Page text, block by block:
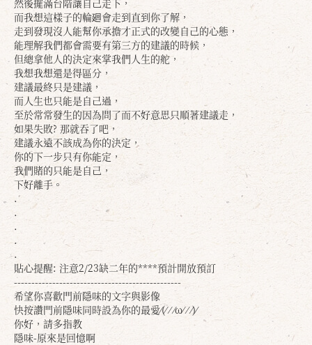
然後擺滿台階讓自己走下，
而我想這樣子的輪廻會走到直到你了解，
走到發現沒人能幫你承擔才正式的改變自己的心態，
能理解我們都會需要有第三方的建議的時候，
但總拿他人的決定來掌我們人生的舵，
我想我想還是得區分，
建議最終只是建議，
而人生也只能是自己過，
至於常常發生的因為問了而不好意思只順著建議走，
如果失敗? 那就吞了吧，
建議永遠不該成為你的決定，
你的下一步只有你能定，
我們賭的只能是自己，
下好離手。
.
.
.
.
.
貼心提醒: 注意2/23缺二年的****預計開放預訂
------------------------------------------------
希望你喜歡門前隱味的文字與影像
快按讚門前隱味同時設為你的最愛⁄(⁄ ⁄ ⁄ω⁄ ⁄ ⁄)⁄
你好，請多指教
隱味-原來是回憶啊